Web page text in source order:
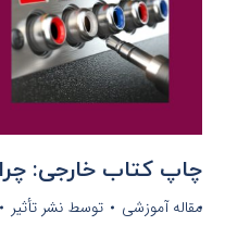
چاپ کتاب خارجی:
مقاله آموزشی توسط نشر تأثیر